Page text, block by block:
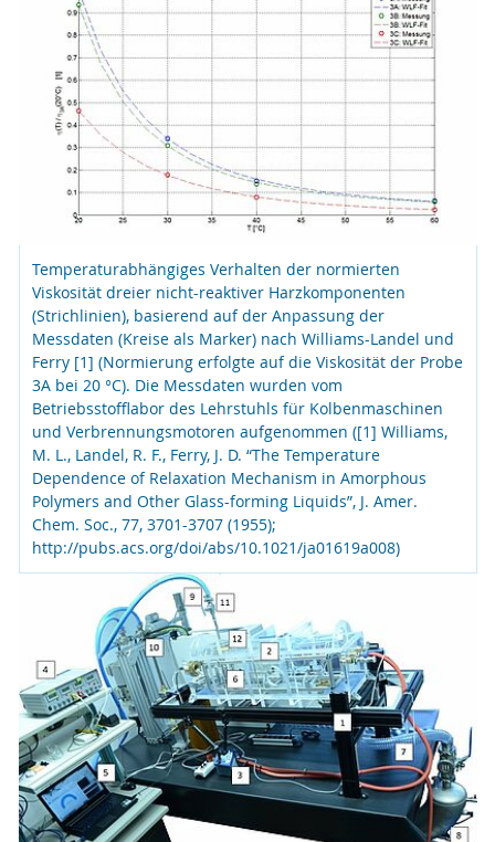
Temperaturabhängiges Verhalten der normierten
Viskosität dreier nicht-reaktiver Harzkomponenten
(Strichlinien), basierend auf der Anpassung der
Messdaten (Kreise als Marker) nach Williams-Landel und
Ferry [1] (Normierung erfolgte auf die Viskosität der Probe
3A bei 20 °C). Die Messdaten wurden vom
Betriebsstofflabor des Lehrstuhls für Kolbenmaschinen
und Verbrennungsmotoren aufgenommen ([1] Williams,
M. L., Landel, R. F., Ferry, J. D. “The Temperature
Dependence of Relaxation Mechanism in Amorphous
Polymers and Other Glass-forming Liquids”, J. Amer.
Chem. Soc., 77, 3701-3707 (1955);
http://pubs.acs.org/doi/abs/10.1021/ja01619a008)